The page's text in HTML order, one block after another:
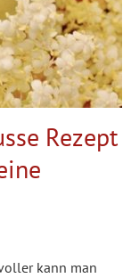
Rezept
kann man